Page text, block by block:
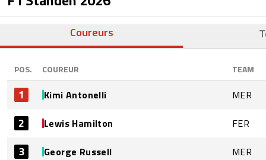
Coureurs
POS. COUREUR TEAM
1 Kimi Antonelli MER
2 Lewis Hamilton FER
3 George Russell MER